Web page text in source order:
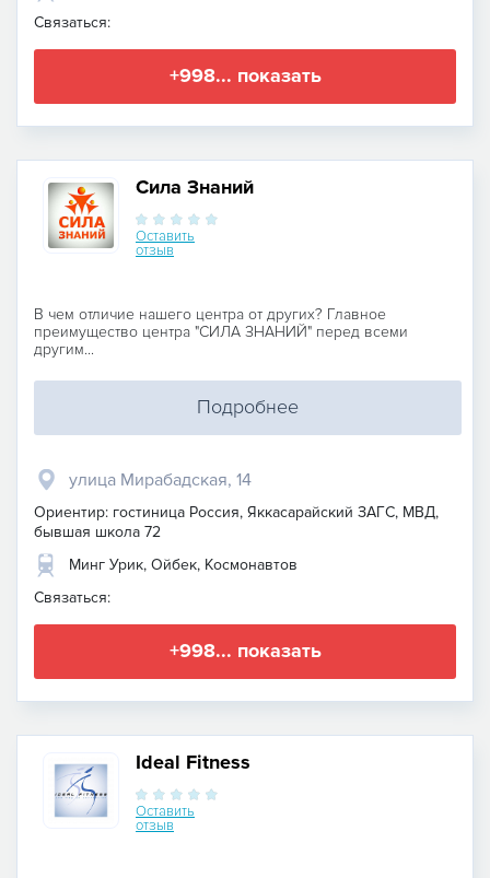
Связаться:
+998... показать
Сила Знаний
Оставить
отзыв
В чем отличие нашего центра от других? Главное
преимущество центра "СИЛА ЗНАНИЙ" перед всеми
другим...
Подробнее
улица Мирабадская, 14
Ориентир: гостиница Россия, Яккасарайский ЗАГС, МВД,
бывшая школа 72
Минг Урик, Ойбек, Космонавтов
Связаться:
+998... показать
Ideal Fitness
Оставить
отзыв